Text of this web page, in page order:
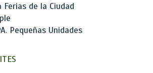
Ferias de la Ciudad
Pequeñas Unidades